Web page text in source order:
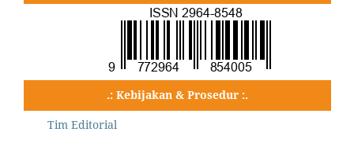
.: Kebijakan & Prosedur :.
Tim Editorial